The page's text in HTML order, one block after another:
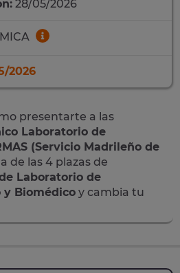
28/05/2026
2026
presentarte a las
Laboratorio de
(Servicio Madrileño de
de las 4 plazas de
Laboratorio de
y Biomédico y cambia tu